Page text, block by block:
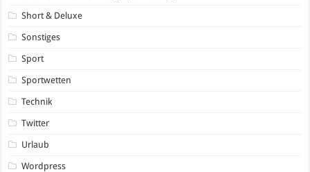
Short & Deluxe
Sonstiges
Sport
Sportwetten
Technik
Twitter
Urlaub
Wordpress